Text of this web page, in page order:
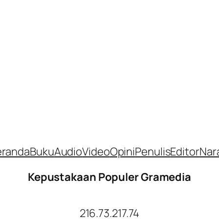
BukuAudioVideoOpiniPenulisEditor
Kepustakaan Populer Gramedia
216.73.217.74